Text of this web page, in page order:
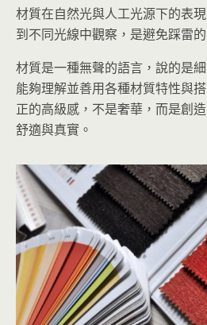
材質在自然光與人工光源下的表
到不同光線中觀察，是避免踩雷
材質是一種無聲的語言，說的是
能夠理解並善用各種材質特性與
正的高級感，不是奢華，而是創
舒適與真實。